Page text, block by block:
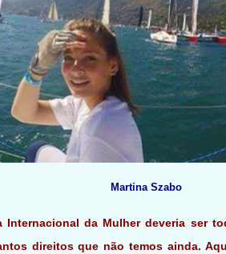
Martina Szabo
Internacional da Mulher deveria ser
direitos que não temos ainda.